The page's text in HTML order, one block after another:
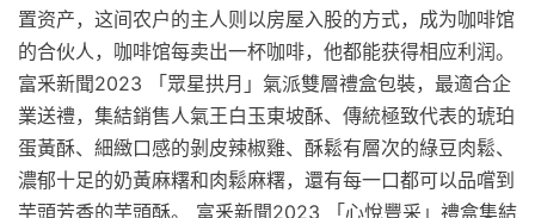
置资产，这间农户的主人则以房屋入股的方式，成为咖啡馆
的合伙人，咖啡馆每卖出一杯咖啡，他都能获得相应利润。
富釆新聞2023 「眾星拱月」氣派雙層禮盒包裝，最適合企
業送禮，集結銷售人氣王白玉東坡酥、傳統極致代表的琥珀
蛋黃酥、細緻口感的剝皮辣椒雞、酥鬆有層次的綠豆肉鬆、
濃郁十足的奶黃麻糬和肉鬆麻糬，還有每一口都可以品嚐到
芋頭芳香的芋頭酥。 富釆新聞2023 「心悅豐采」禮盒集結